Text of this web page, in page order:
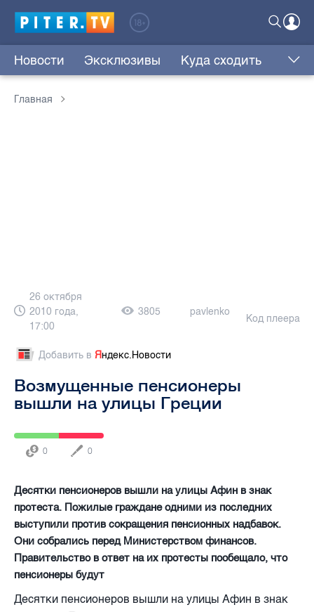
Новости Эксклюзивы Куда сходить
Главная
26 октября
2010 года,
17:00
3805 pavlenko
Код плеера
Добавить в Яндекс.Новости
Возмущенные пенсионеры
вышли на улицы Греции
0 0
Десятки пенсионеров вышли на улицы Афин в знак
протеста. Пожилые граждане одними из последних
выступили против сокращения пенсионных надбавок.
Они собрались перед Министерством финансов.
Правительство в ответ на их протесты пообещало, что
пенсионеры будут
Десятки пенсионеров вышли на улицы Афин в знак